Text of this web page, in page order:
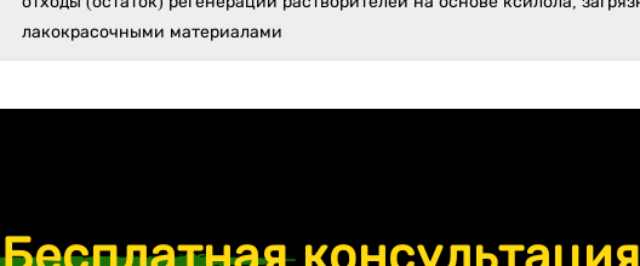
лакокрасочными материалами